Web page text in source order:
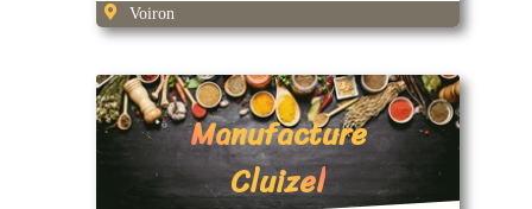
Voiron
Manufacture
Cluizel